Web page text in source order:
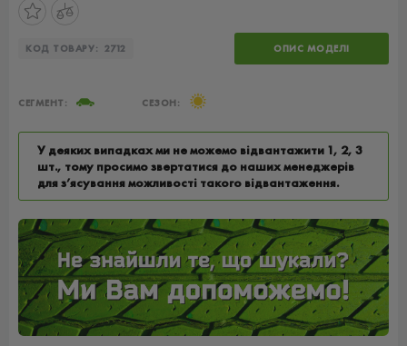
КОД ТОВАРУ: 2712 ОПИС МОДЕЛІ
СЕГМЕНТ: СЕЗОН:
У деяких випадках ми не можемо відвантажити 1, 2, 3
шт., тому просимо звертатися до наших менеджерів
для з’ясування можливості такого відвантаження.